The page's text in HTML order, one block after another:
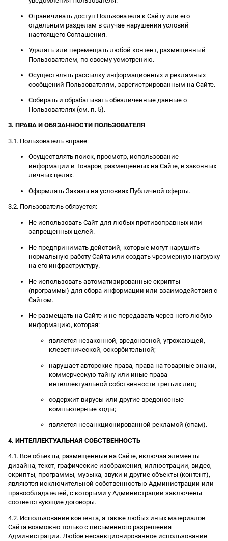
Ограничивать доступ Пользователя к Сайту или его
отдельным разделам в случае нарушения условий
настоящего Соглашения.
Удалять или перемещать любой контент, размещенный
Пользователем, по своему усмотрению.
Осуществлять рассылку информационных и рекламных
сообщений Пользователям, зарегистрированным на Сайте.
Собирать и обрабатывать обезличенные данные о
Пользователях (см. п. 5).
3. ПРАВА И ОБЯЗАННОСТИ ПОЛЬЗОВАТЕЛЯ
3.1. Пользователь вправе:
Осуществлять поиск, просмотр, использование
информации и Товаров, размещенных на Сайте, в законных
личных целях.
Оформлять Заказы на условиях Публичной оферты.
3.2. Пользователь обязуется:
Не использовать Сайт для любых противоправных или
запрещенных целей.
Не предпринимать действий, которые могут нарушить
нормальную работу Сайта или создать чрезмерную нагрузку
на его инфраструктуру.
Не использовать автоматизированные скрипты
(программы) для сбора информации или взаимодействия с
Сайтом.
Не размещать на Сайте и не передавать через него любую
информацию, которая:
является незаконной, вредоносной, угрожающей,
клеветнической, оскорбительной;
нарушает авторские права, права на товарные знаки,
коммерческую тайну или иные права
интеллектуальной собственности третьих лиц;
содержит вирусы или другие вредоносные
компьютерные коды;
является несанкционированной рекламой (спам).
4. ИНТЕЛЛЕКТУАЛЬНАЯ СОБСТВЕННОСТЬ
4.1. Все объекты, размещенные на Сайте, включая элементы
дизайна, текст, графические изображения, иллюстрации, видео,
скрипты, программы, музыка, звуки и другие объекты (контент),
являются исключительной собственностью Администрации или
правообладателей, с которыми у Администрации заключены
соответствующие договоры.
4.2. Использование контента, а также любых иных материалов
Сайта возможно только с письменного разрешения
Администрации. Любое несанкционированное использование